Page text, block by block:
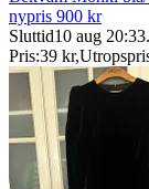
nypris 900 kr
Sluttid10 aug 20:33.
Pris:39 kr,